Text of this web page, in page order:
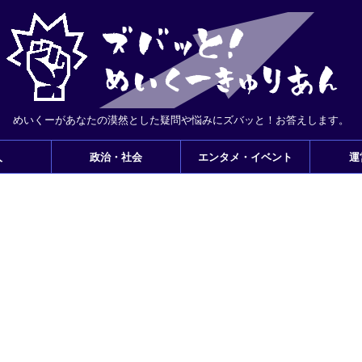
めいくーがあなたの漠然とした疑問や悩みにズバッと！お答えします。
政治・社会 エンタメ・イベント 運